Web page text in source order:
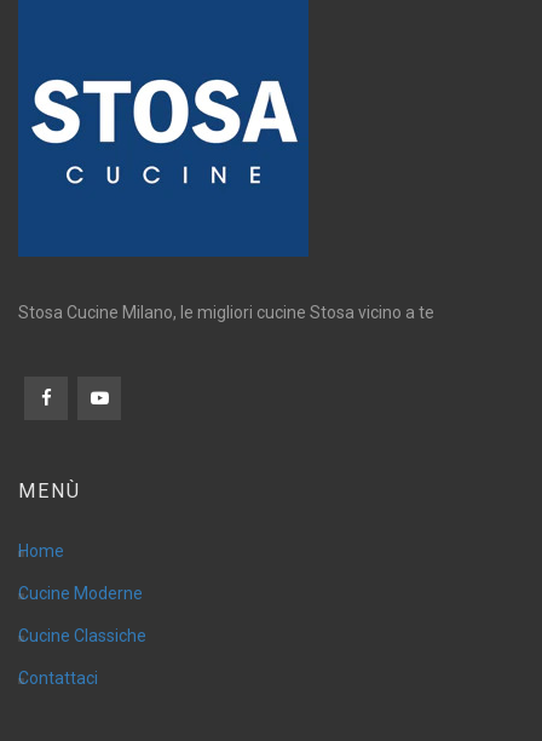
Stosa Cucine Milano, le migliori cucine Stosa vicino a te
MENÙ
Home
Cucine Moderne
Cucine Classiche
Contattaci